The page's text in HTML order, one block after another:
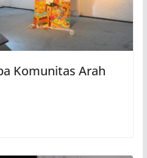
Komunitas Arah